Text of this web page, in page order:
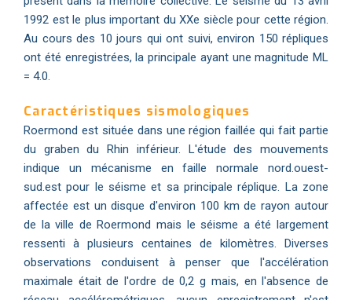
1992 est le plus important du XXe siècle pour cette région.
Au cours des 10 jours qui ont suivi, environ 150 répliques
ont été enregistrées, la principale ayant une magnitude ML
= 4.0.
Caractéristiques sismologiques
Roermond est située dans une région faillée qui fait partie
du graben du Rhin inférieur. L'étude des mouvements
indique un mécanisme en faille normale nord.ouest-
sud.est pour le séisme et sa principale réplique. La zone
affectée est un disque d'environ 100 km de rayon autour
de la ville de Roermond mais le séisme a été largement
ressenti à plusieurs centaines de kilomètres. Diverses
observations conduisent à penser que l'accélération
maximale était de l'ordre de 0,2 g mais, en l'absence de